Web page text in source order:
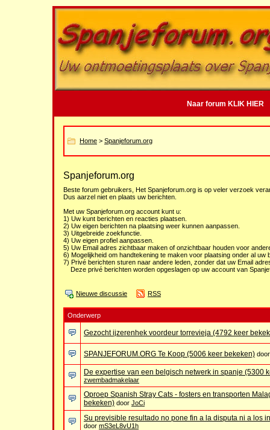
Naar forum KLIK HIER
Home > Spanjeforum.org
Spanjeforum.org
Beste forum gebruikers, Het Spanjeforum.org is op veler verzoek
Dus aarzel niet en plaats uw berichten.
Met uw Spanjeforum.org account kunt u:
1) Uw kunt berichten en reacties plaatsen.
2) Uw eigen berichten na plaatsing weer kunnen aanpassen.
3) Uitgebreide zoekfunctie.
4) Uw eigen profiel aanpassen.
5) Uw Email adres zichtbaar maken of onzichtbaar houden voor
6) Mogelijkheid om handtekening te maken voor plaatsing onder al uw
7) Privé berichten sturen naar andere leden, zonder dat uw Email
Deze privé berichten worden opgeslagen op uw account van
Nieuwe discussie RSS
Onderwerp
Gezocht ijzerenhek voordeur torrevieja (4792 keer
SPANJEFORUM.ORG Te Koop (5006 keer bekeken)
De expertise van een belgisch netwerk in spanje (5300
zwembadmakelaar
Oproep Spanish Stray Cats - fosters en transporten
bekeken) door JoCi
Su previsible resultado no pone fin a la disputa ni a los
door mS3eL8vU1h